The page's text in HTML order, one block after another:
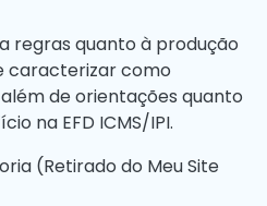
regras quanto à produção
caracterizar como
de orientações quanto
na EFD ICMS/IPI.
(Retirado do Meu Site